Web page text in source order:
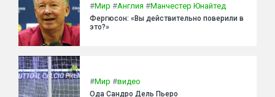
#Мир #Англия #Манчестер Юнайтед
Фергюсон: «Вы действительно поверили в
это?»
#Мир #видео
Ода Сандро Дель Пьеро